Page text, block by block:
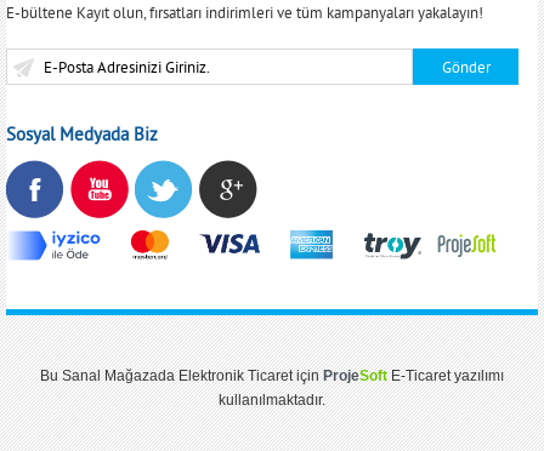
E-bültene Kayıt olun, fırsatları indirimleri ve tüm kampanyaları yakalayın!
Sosyal Medyada Biz
BuSanal MağazadaElektronik TicaretiçinProjeSoft E-Ticaretyazılımı
kullanılmaktadır.